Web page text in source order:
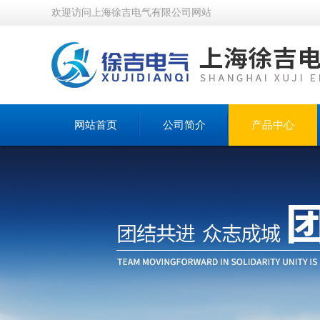
欢迎访问上海徐吉电气有限公司网站
网站首页 公司简介 产品中心